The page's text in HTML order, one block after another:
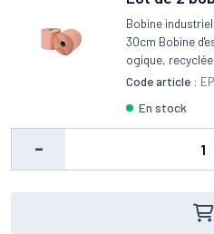
el chamois
Bobine
30cm Bobine
ogique,
pier d'essuyage
papier
stance et une
euilles
uce et de
du papier
usages courants.
Code article :
en stock
-